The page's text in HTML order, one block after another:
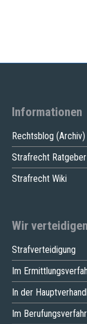
Informationen
Rechtsblog (Archiv)
Strafrecht Ratgeber
Strafrecht Wiki
Wir
Strafverteidigung
Im
In der
Im